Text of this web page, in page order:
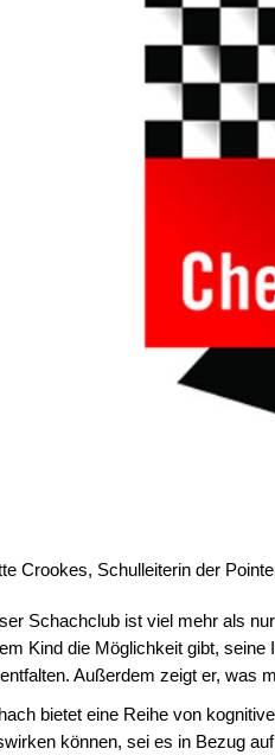
Crookes, Schulleiterin der
Schachclub ist viel mehr als
Kind die Möglichkeit gibt,
Außerdem zeigt er, was
bietet eine Reihe von
können, sei es in Bezug